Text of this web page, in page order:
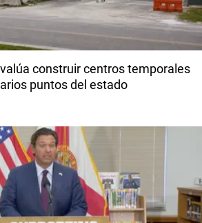
construir centros temporales
puntos del estado